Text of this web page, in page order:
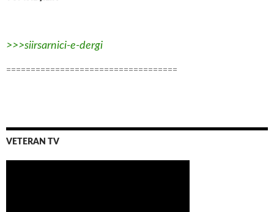
>>>siirsarnici-e-dergi
===================================
VETERAN TV